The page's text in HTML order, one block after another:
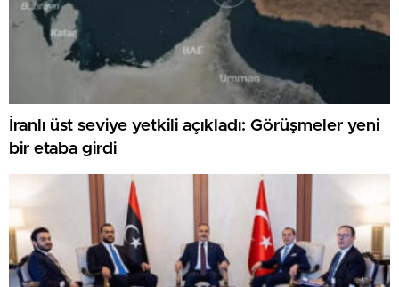
İranlı üst seviye yetkili açıkladı: Görüşmeler yeni
bir etaba girdi